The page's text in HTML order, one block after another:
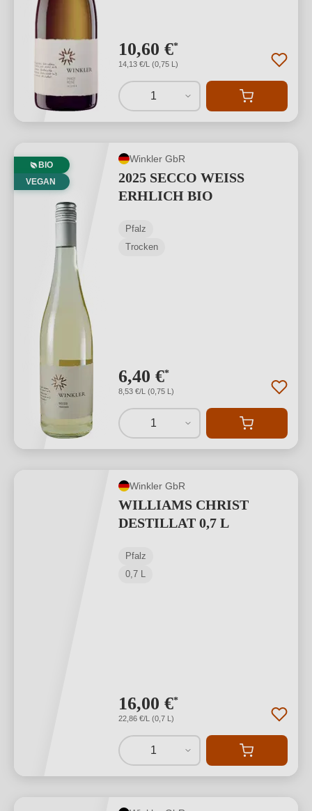
10,60 €*
14,13 €/L (0,75 L)
1
BIO
VEGAN
Winkler GbR
2025 SECCO WEISS
ERHLICH BIO
Pfalz
Trocken
6,40 €*
8,53 €/L (0,75 L)
1
Winkler GbR
WILLIAMS CHRIST
DESTILLAT 0,7 L
Pfalz
0,7 L
16,00 €*
22,86 €/L (0,7 L)
1